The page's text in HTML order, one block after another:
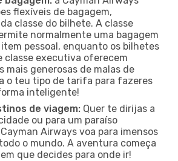
flexíveis de bagagem,
classe do bilhete. A classe
normalmente uma bagagem
pessoal, enquanto os bilhetes
classe executiva oferecem
mais generosas de malas de
o teu tipo de tarifa para fazeres
inteligente!
de viagem: Quer te dirijas a
ou para um paraíso
Airways voa para imensos
o mundo. A aventura começa
que decides para onde ir!